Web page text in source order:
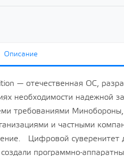
Описание
— отечественная ОС,
необходимости
требованиями
и частными
Цифровой суверенитет
программно-